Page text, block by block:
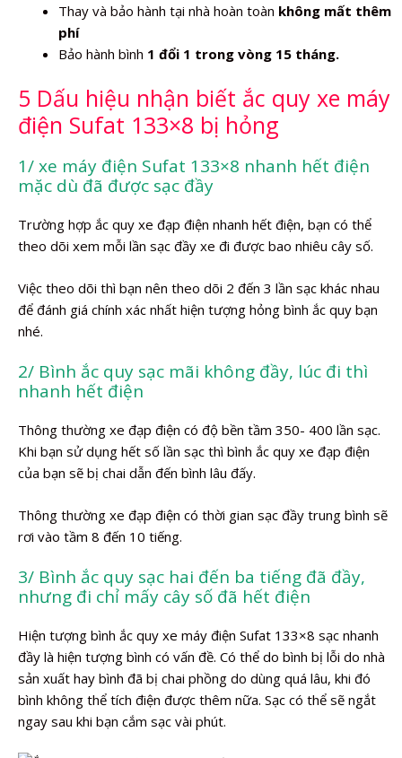
Thay và bảo hành tại nhà hoàn toàn không mất thêm
phí
Bảo hành bình 1 đổi 1 trong vòng 15 tháng.
5 Dấu hiệu nhận biết ắc quy xe máy
điện Sufat 133×8 bị hỏng
1/ xe máy điện Sufat 133×8 nhanh hết điện
mặc dù đã được sạc đầy
Trường hợp ắc quy xe đạp điện nhanh hết điện, bạn có thể
theo dõi xem mỗi lần sạc đầy xe đi được bao nhiêu cây số.
Việc theo dõi thì bạn nên theo dõi 2 đến 3 lần sạc khác nhau
để đánh giá chính xác nhất hiện tượng hỏng bình ắc quy bạn
nhé.
2/ Bình ắc quy sạc mãi không đầy, lúc đi thì
nhanh hết điện
Thông thường xe đạp điện có độ bền tầm 350- 400 lần sạc.
Khi bạn sử dụng hết số lần sạc thì bình ắc quy xe đạp điện
của bạn sẽ bị chai dẫn đến bình lâu đấy.
Thông thường xe đạp điện có thời gian sạc đầy trung bình sẽ
rơi vào tầm 8 đến 10 tiếng.
3/ Bình ắc quy sạc hai đến ba tiếng đã đầy,
nhưng đi chỉ mấy cây số đã hết điện
Hiện tượng bình ắc quy xe máy điện Sufat 133×8 sạc nhanh
đầy là hiện tượng bình có vấn đề. Có thể do bình bị lỗi do nhà
sản xuất hay bình đã bị chai phồng do dùng quá lâu, khi đó
bình không thể tích điện được thêm nữa. Sạc có thể sẽ ngắt
ngay sau khi bạn cắm sạc vài phút.